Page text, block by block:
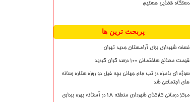
دستگاه قضایی هستیم
پربحث ترین ها
نسخه شهرداری برای آرامستان جدید تهران
قیمت مصالح ساختمانی ۱۰۰ درصد گران گردید
سوژه ای بامزه در تب جام جهانی بچه فیل دو روزه ستاره رسانه
های اجتماعی شد
مرکز درمانی کارکنان شهرداری منطقه ۱۸ در آستانه بهره برداری